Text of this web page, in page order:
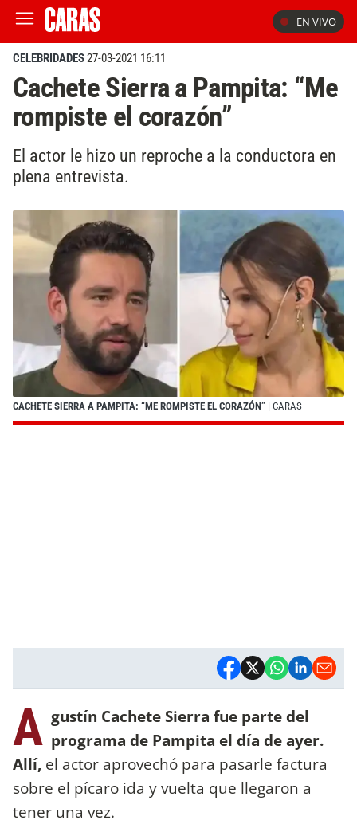
EN VIVO
CELEBRIDADES27-03-2021 16:11
Cachete Sierra a Pampita: “Me
rompiste el corazón”
El actor le hizo un reproche a la conductora en
plena entrevista.
CACHETE SIERRA A PAMPITA: “ME ROMPISTE EL CORAZÓN” | CARAS
A gustín Cachete Sierra fue parte del
programa de Pampita el día de ayer.
Allí, el actor aprovechó para pasarle factura
sobre el pícaro ida y vuelta que llegaron a
tener una vez.